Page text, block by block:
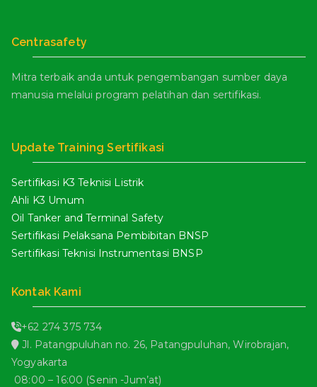
Centrasafety
Mitra terbaik anda untuk pengembangan sumber daya
manusia melalui program pelatihan dan sertifikasi.
Update Training Sertifikasi
Sertifikasi K3 Teknisi Listrik
Ahli K3 Umum
Oil Tanker and Terminal Safety
Sertifikasi Pelaksana Pembibitan BNSP
Sertifikasi Teknisi Instrumentasi BNSP
Kontak Kami
+62 274 375 734
Jl. Patangpuluhan no. 26, Patangpuluhan, Wirobrajan,
Yogyakarta
08:00 – 16:00 (Senin -Jum’at)